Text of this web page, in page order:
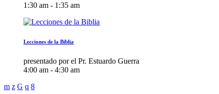
1:30 am - 1:35 am
Lecciones de la Biblia
presentado por el Pr. Estuardo Guerra
4:00 am - 4:30 am